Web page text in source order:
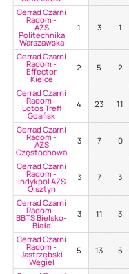
Cerrad Czarni
Radom -
AZS
Politechnika
Warszawska
1 3 1
Cerrad Czarni
Radom -
Effector
Kielce
2 5 2
Cerrad Czarni
Radom -
Lotos Trefl
Gdańsk
4 23 11
Cerrad Czarni
Radom -
AZS
Częstochowa
3 7 0
Cerrad Czarni
Radom -
Indykpol AZS
Olsztyn
3 7 3
Cerrad Czarni
Radom -
BBTS Bielsko-
Biała
3 11 3
Cerrad Czarni
Radom -
Jastrzębski
Węgiel
5 13 5